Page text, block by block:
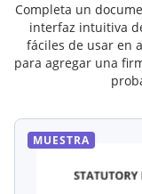
Completa un
interfaz intuitiva
fáciles de usar en
para agregar una
MUESTRA